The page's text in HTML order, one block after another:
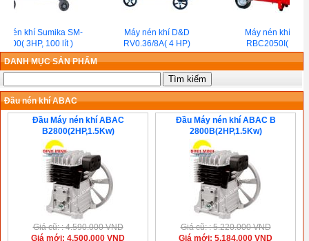
nén khí Sumika SM-
3HP, 100 lít )
Máy nén khí D&D
RV0.36/8A( 4 HP)
Máy nén khí D&D
RBC2050I( 2HP)
DANH MỤC SẢN PHẨM
Đầu nén khí ABAC
Đầu Máy nén khí ABAC
B2800(2HP,1.5Kw)
Giá cũ: : 4.590.000 VND
Giá mới: 4.500.000 VND
Đầu Máy nén khí ABAC B
2800B(2HP,1.5Kw)
Giá cũ: : 5.220.000 VND
Giá mới: 5.184.000 VND